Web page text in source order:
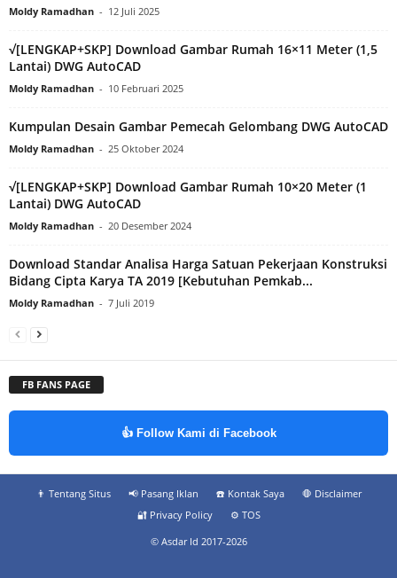
Moldy Ramadhan - 12 Juli 2025
√[LENGKAP+SKP] Download Gambar Rumah 16×11 Meter (1,5
Lantai) DWG AutoCAD
Moldy Ramadhan - 10 Februari 2025
Kumpulan Desain Gambar Pemecah Gelombang DWG AutoCAD
Moldy Ramadhan - 25 Oktober 2024
√[LENGKAP+SKP] Download Gambar Rumah 10×20 Meter (1
Lantai) DWG AutoCAD
Moldy Ramadhan - 20 Desember 2024
Download Standar Analisa Harga Satuan Pekerjaan Konstruksi
Bidang Cipta Karya TA 2019 [Kebutuhan Pemkab...
Moldy Ramadhan - 7 Juli 2019
FB FANS PAGE
👍 Follow Kami di Facebook
👨‍ Tentang Situs 📢 Pasang Iklan ☎️ Kontak Saya
🛑 Disclaimer
🔐 Privacy Policy
⚙️ TOS
© Asdar Id 2017-2026